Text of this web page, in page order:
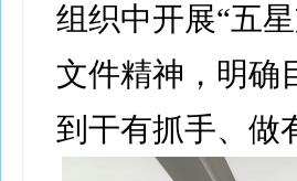
组织中开展“五
文件精神，明确
到干有抓手、做